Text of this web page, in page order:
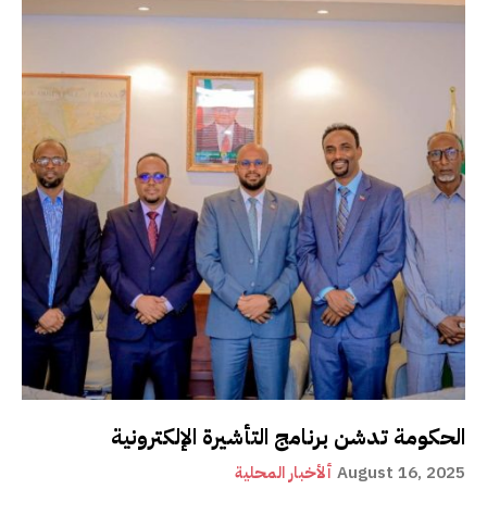
الحكومة تدشن برنامج التأشيرة الإلكترونية
ألأخبار المحلية August 16, 2025